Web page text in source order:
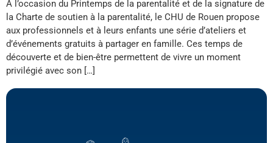
À l’occasion du Printemps de la parentalité et de la signature de
la Charte de soutien à la parentalité, le CHU de Rouen propose
aux professionnels et à leurs enfants une série d’ateliers et
d’événements gratuits à partager en famille. Ces temps de
découverte et de bien-être permettent de vivre un moment
privilégié avec son […]